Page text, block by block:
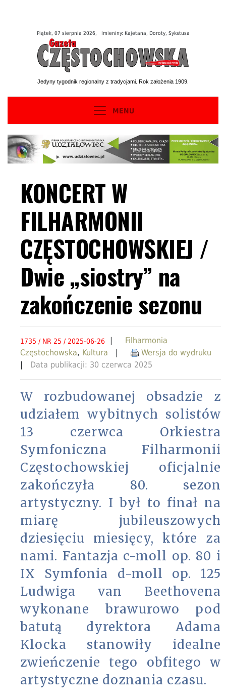
Piątek, 07 sierpnia 2026, Imieniny: Kajetana, Doroty, Sykstusa
Jedyny tygodnik regionalny z tradycjami. Rok założenia 1909.
MENU
KONCERT W
FILHARMONII
CZĘSTOCHOWSKIEJ /
Dwie „siostry” na
zakończenie sezonu
1735 / NR 25 / 2025-06-26 |
Filharmonia
Częstochowska, Kultura |
Wersja do wydruku
| Data publikacji: 30 czerwca 2025
W rozbudowanej obsadzie z
udziałem wybitnych solistów
13 czerwca Orkiestra
Symfoniczna Filharmonii
Częstochowskiej oficjalnie
zakończyła 80. sezon
artystyczny. I był to finał na
miarę jubileuszowych
dziesięciu miesięcy, które za
nami. Fantazja c-moll op. 80 i
IX Symfonia d-moll op. 125
Ludwiga van Beethovena
wykonane brawurowo pod
batutą dyrektora Adama
Klocka stanowiły idealne
zwieńczenie tego obfitego w
artystyczne doznania czasu.